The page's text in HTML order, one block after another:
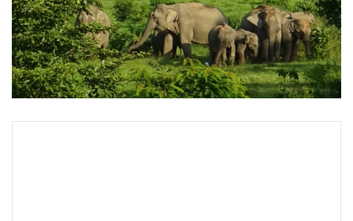
• Green Innovation & SD
• Management & HR
• MGR Live
• Infographic